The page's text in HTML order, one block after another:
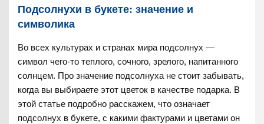
Подсолнухи в букете: значение и
символика
Во всех культурах и странах мира подсолнух —
символ чего-то теплого, сочного, зрелого, напитанного
солнцем. Про значение подсолнуха не стоит забывать,
когда вы выбираете этот цветок в качестве подарка. В
этой статье подробно расскажем, что означает
подсолнух в букете, с какими фактурами и цветами он